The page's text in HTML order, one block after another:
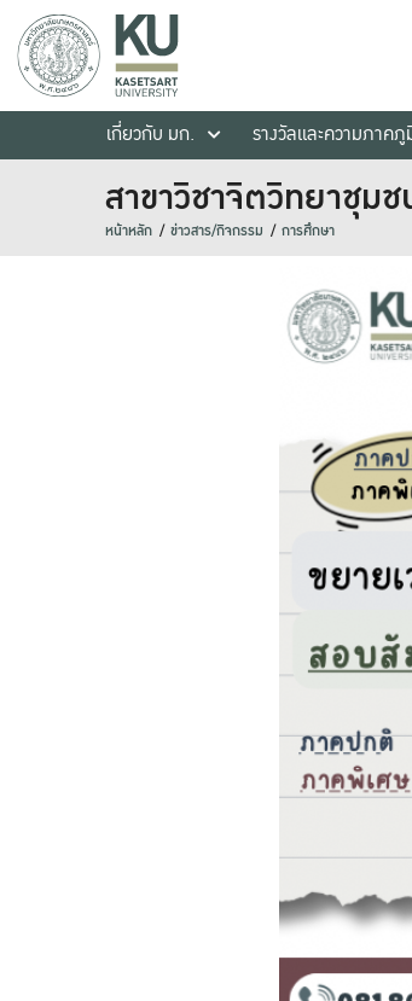
เกี่ยวกับ มก.
รางวัลและความภาคภู
สาขาวิชาจิตวิทยาชุม
หน้าหลัก ข่าวสาร/กิจกรรม การศึกษา